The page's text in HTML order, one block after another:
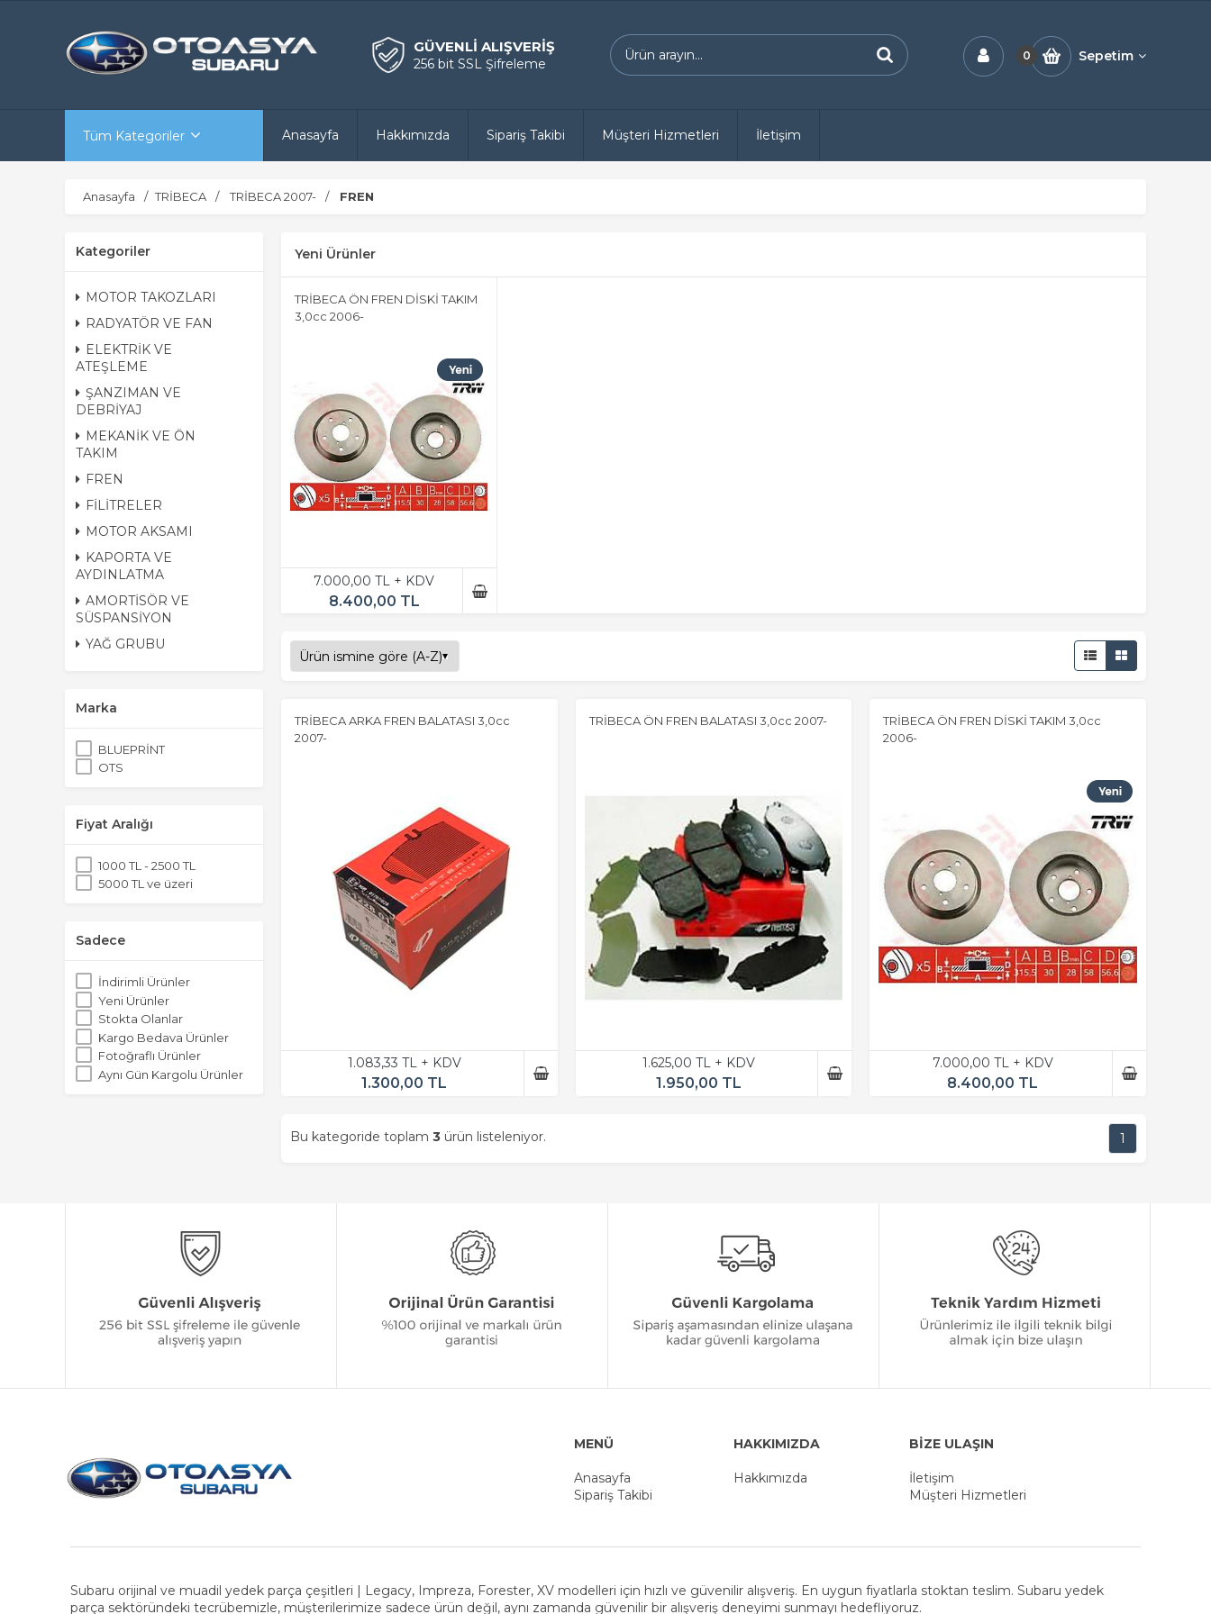
GÜVENLİ ALIŞVERİŞ
256 bit SSL Şifreleme
0 Sepetim
Tüm Kategoriler Anasayfa Hakkımızda Sipariş Takibi Müşteri Hizmetleri İletişim
Anasayfa TRİBECA TRİBECA 2007- FREN
Kategoriler
MOTOR TAKOZLARI
RADYATÖR VE FAN
ELEKTRİK VE
ATEŞLEME
ŞANZIMAN VE
DEBRİYAJ
MEKANİK VE ÖN
TAKIM
FREN
FİLİTRELER
MOTOR AKSAMI
KAPORTA VE
AYDINLATMA
AMORTİSÖR VE
SÜSPANSİYON
YAĞ GRUBU
Marka
BLUEPRİNT
OTS
Fiyat Aralığı
1000 TL - 2500 TL
5000 TL ve üzeri
Sadece
İndirimli Ürünler
Yeni Ürünler
Stokta Olanlar
Kargo Bedava Ürünler
Fotoğraflı Ürünler
Aynı Gün Kargolu Ürünler
Yeni Ürünler
TRİBECA ÖN FREN DİSKİ TAKIM
3,0cc 2006-
7.000,00 TL + KDV
8.400,00 TL
TRİBECA ARKA FREN BALATASI 3,0cc
2007-
1.083,33 TL + KDV
1.300,00 TL
TRİBECA ÖN FREN BALATASI 3,0cc 2007-
1.625,00 TL + KDV
1.950,00 TL
TRİBECA ÖN FREN DİSKİ TAKIM 3,0cc
2006-
7.000,00 TL + KDV
8.400,00 TL
Bu kategoride toplam 3 ürün listeleniyor. 1
MENÜ
Anasayfa
Sipariş Takibi
HAKKIMIZDA
Hakkımızda
BİZE ULAŞIN
İletişim
Müşteri Hizmetleri
Subaru orijinal ve muadil yedek parça çeşitleri | Legacy, Impreza, Forester, XV modelleri için hızlı ve güvenilir alışveriş. En uygun fiyatlarla stoktan teslim. Subaru yedek
parça sektöründeki tecrübemizle, müşterilerimize sadece ürün değil, aynı zamanda güvenilir bir alışveriş deneyimi sunmayı hedefliyoruz.